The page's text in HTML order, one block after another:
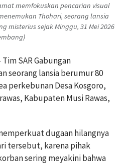
memfokuskan pencarian visual
Thohari, seorang lansia
misterius sejak Minggu, 31 Mei 2026
Tim SAR Gabungan
seorang lansia berumur 80
perkebunan Desa Kosgoro,
Kabupaten Musi Rawas,
dugaan hilangnya
tersebut, karena pihak
sering meyakini bahwa